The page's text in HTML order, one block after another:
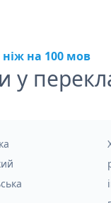
на 100 мов
у